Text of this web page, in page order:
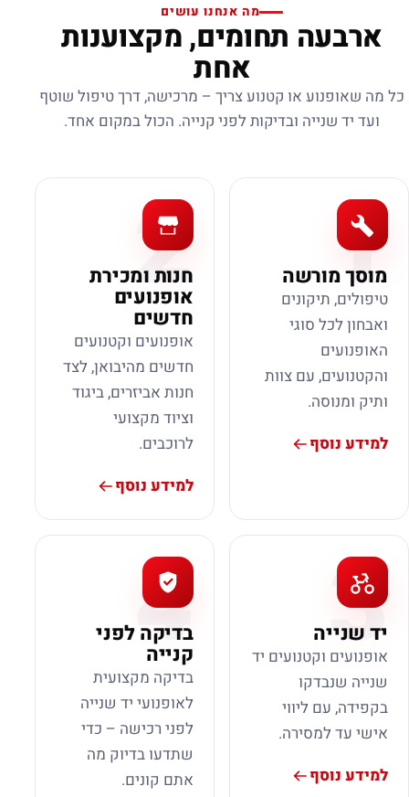
מה אנחנו עושים
ארבעה תחומים, מקצוענות
אחת
כל מה שאופנוע או קטנוע צריך – מרכישה, דרך טיפול שוטף
ועד יד שנייה ובדיקות לפני קנייה. הכול במקום אחד.
1
מוסך מורשה
טיפולים, תיקונים
ואבחון לכל סוגי
האופנועים
והקטנועים, עם צוות
ותיק ומנוסה.
למידע נוסף
2
חנות ומכירת
אופנועים
חדשים
אופנועים וקטנועים
חדשים מהיבואן, לצד
חנות אביזרים, ביגוד
וציוד מקצועי
לרוכבים.
למידע נוסף
3
יד שנייה
אופנועים וקטנועים יד
שנייה שנבדקו
בקפידה, עם ליווי
אישי עד למסירה.
למידע נוסף
4
בדיקה לפני
קנייה
בדיקה מקצועית
לאופנועי יד שנייה
לפני רכישה – כדי
שתדעו בדיוק מה
אתם קונים.